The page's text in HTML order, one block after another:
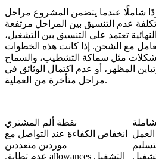
شاملًا عندما يتضمن المشروع مراحل
عدم التنسيق بين المراحل مرتفعة
تعتمد على التنسيق بين التشغيل،
مع الشحن. إذا كانت هذه الخطوات
مثل سماكة التشطيب، والسماح
المظهر، أو عدم اكتمال الوثائق في
مراحل متأخرة من العملية.
نقطة ألم المشتري
انخفاض الكفاءة عند التواصل مع
موردين متعددين
عدم تطابق allowances التشغيل